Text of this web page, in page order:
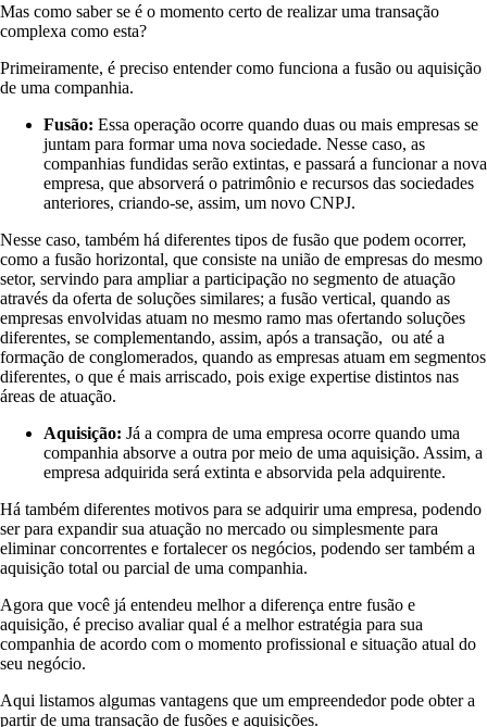
Mas como saber se é o momento certo de realizar uma transação
complexa como esta?
Primeiramente, é preciso entender como funciona a fusão ou aquisição
de uma companhia.
Fusão: Essa operação ocorre quando duas ou mais empresas se
juntam para formar uma nova sociedade. Nesse caso, as
companhias fundidas serão extintas, e passará a funcionar a nova
empresa, que absorverá o patrimônio e recursos das sociedades
anteriores, criando-se, assim, um novo CNPJ.
Nesse caso, também há diferentes tipos de fusão que podem ocorrer,
como a fusão horizontal, que consiste na união de empresas do mesmo
setor, servindo para ampliar a participação no segmento de atuação
através da oferta de soluções similares; a fusão vertical, quando as
empresas envolvidas atuam no mesmo ramo mas ofertando soluções
diferentes, se complementando, assim, após a transação, ou até a
formação de conglomerados, quando as empresas atuam em segmentos
diferentes, o que é mais arriscado, pois exige expertise distintos nas
áreas de atuação.
Aquisição: Já a compra de uma empresa ocorre quando uma
companhia absorve a outra por meio de uma aquisição. Assim, a
empresa adquirida será extinta e absorvida pela adquirente.
Há também diferentes motivos para se adquirir uma empresa, podendo
ser para expandir sua atuação no mercado ou simplesmente para
eliminar concorrentes e fortalecer os negócios, podendo ser também a
aquisição total ou parcial de uma companhia.
Agora que você já entendeu melhor a diferença entre fusão e
aquisição, é preciso avaliar qual é a melhor estratégia para sua
companhia de acordo com o momento profissional e situação atual do
seu negócio.
Aqui listamos algumas vantagens que um empreendedor pode obter a
partir de uma transação de fusões e aquisições.